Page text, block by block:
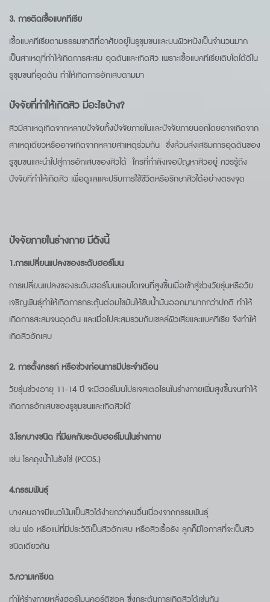
3. การติดเชื้อแบคทีเรีย
เชื้อแบคทีเรียตามธรรมชาติที่อาศัยอยู่ในรูขุมขนและบนผิวหนังเป็นจำนวนมาก
เป็นสาเหตุที่ทำให้เกิดการสะสม อุดตันและเกิดสิว เพราะเชื้อแบคทีเรียเติบโตได้ดีใน
รูขุมขนที่อุดตัน ทำให้เกิดการอักเสบตามมา
ปัจจัยที่ทำให้เกิดสิว มีอะไรบ้าง?
สิวมีสาเหตุเกิดจากหลายปัจจัยทั้งปัจจัยภายในและปัจจัยภายนอกโดยอาจเกิดจาก
สาเหตุเดียวหรืออาจเกิดจากหลายสาเหตุร่วมกัน ซึ่งล้วนส่งเสริมการอุดตันของ
รูขุมขนและนำไปสู่การอักเสบของสิวได้ ใครที่กำลังเจอปัญหาสิวอยู่ ควรรู้ถึง
ปัจจัยที่ทำให้เกิดสิว เพื่อดูแลและปรับการใช้ชีวิตหรือรักษาสิวได้อย่างตรงจุด
ปัจจัยภายในร่างกาย มีดังนี้
1.การเปลี่ยนแปลงของระดับฮอร์โมน
การเปลี่ยนแปลงของระดับฮอร์โมนแอนโดเจนที่สูงขึ้นเมื่อเข้าสู่ช่วงวัยรุ่นหรือวัย
เจริญพันธุ์ทำให้เกิดการกระตุ้นต่อมไขมันให้ขับน้ำมันออกมามากกว่าปกติ ทำให้
เกิดการสะสมจนอุดตัน และเมื่อไปสะสมรวมกับเซลล์ผิวเสียและแบคทีเรีย จึงทำให้
เกิดสิวอักเสบ
2. การตั้งครรภ์ หรือช่วงก่อนการมีประจำเดือน
วัยรุ่นช่วงอายุ 11-14 ปี จะมีฮอร์โมนโปรเจสเตอโรนในร่างกายเพิ่มสูงขึ้นจนทำให้
เกิดการอักเสบของรูขุมขนและเกิดสิวได้
3.โรคบางชนิด ที่มีผลกับระดับฮอร์โมนในร่างกาย
เช่น โรคถุงน้ำในรังไข่ (PCOS.)
4.กรรมพันธุ์
บางคนอาจมีแนวโน้มเป็นสิวได้ง่ายกว่าคนอื่นเนื่องจากกรรมพันธ์ุ
เช่น พ่อ หรือแม่ที่มีประวัติเป็นสิวอักเสบ หรือสิวเรื้อรัง ลูกก็มีโอกาสที่จะเป็นสิว
ชนิดเดียวกัน
5.ความเครียด
ทำให้ร่างกายหลั่งฮอร์โมนคอร์ติซอล ซึ่งกระตุ้นการเกิดสิวได้เช่นกัน